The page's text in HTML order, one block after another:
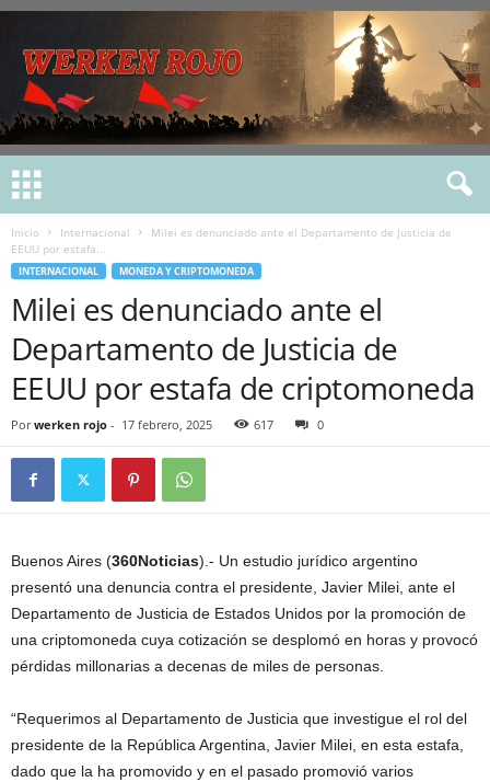
Inicio Internacional
Milei es denunciado ante el Departamento de Justicia de
EEUU por estafa...
INTERNACIONAL MONEDA Y CRIPTOMONEDA
Milei es denunciado ante el
Departamento de Justicia de
EEUU por estafa de criptomoneda
Por werken rojo - 17 febrero, 2025 617 0
Buenos Aires (360Noticias).- Un estudio jurídico argentino
presentó una denuncia contra el presidente, Javier Milei, ante el
Departamento de Justicia de Estados Unidos por la promoción de
una criptomoneda cuya cotización se desplomó en horas y provocó
pérdidas millonarias a decenas de miles de personas.
“Requerimos al Departamento de Justicia que investigue el rol del
presidente de la República Argentina, Javier Milei, en esta estafa,
dado que la ha promovido y en el pasado promovió varios